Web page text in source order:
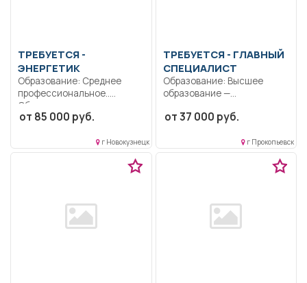
ТРЕБУЕТСЯ -
ЭНЕРГЕТИК
Образование: Среднее
профессиональное..
Обеспечение выполнения
заданий по техническому
от 85 000 руб.
г Новокузнецк
ТРЕБУЕТСЯ - ГЛАВНЫЙ
СПЕЦИАЛИСТ
Образование: Высшее
образование —
магистратура..
от 37 000 руб.
г Прокопьевск